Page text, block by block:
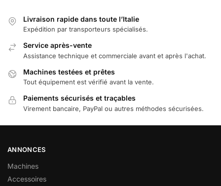
Livraison rapide dans toute l’Italie
Expédition par transporteurs spécialisés.
Service après-vente
Assistance technique et commerciale avant et après l'achat.
Machines testées et prêtes
Tout équipement est vérifié avant la vente.
Paiements sécurisés et traçables
Virement bancaire, PayPal ou autres méthodes sécurisées.
ANNONCES
Machines
Accessoires